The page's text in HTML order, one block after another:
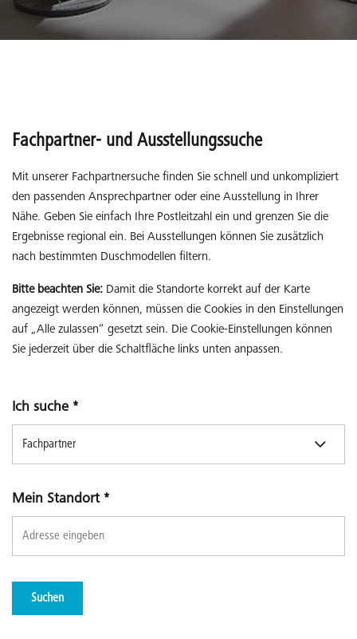
Fachpartner- und Ausstellungssuche
Mit unserer Fachpartnersuche finden Sie schnell und unkompliziert
den passenden Ansprechpartner oder eine Ausstellung in Ihrer
Nähe. Geben Sie einfach Ihre Postleitzahl ein und grenzen Sie die
Ergebnisse regional ein. Bei Ausstellungen können Sie zusätzlich
nach bestimmten Duschmodellen filtern.
Bitte beachten Sie: Damit die Standorte korrekt auf der Karte
angezeigt werden können, müssen die Cookies in den Einstellungen
auf „Alle zulassen“ gesetzt sein. Die Cookie-Einstellungen können
Sie jederzeit über die Schaltfläche links unten anpassen.
Ich suche *
Mein Standort *
Suchen